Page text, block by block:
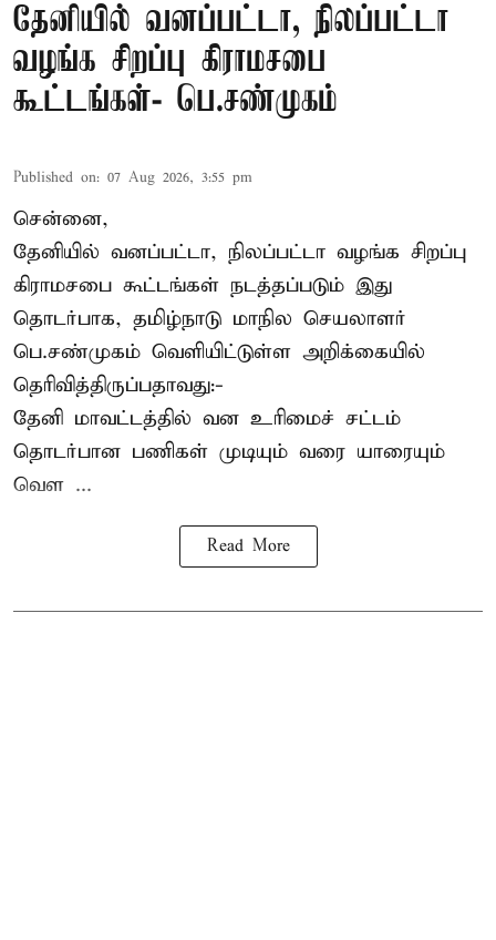
தேனியில் வனப்பட்டா, நிலப்பட்டா
வழங்க சிறப்பு கிராமசபை
கூட்டங்கள்- பெ.சண்முகம்
Published on: 07 Aug 2026, 3:55 pm
சென்னை,
தேனியில் வனப்பட்டா, நிலப்பட்டா வழங்க சிறப்பு
கிராமசபை கூட்டங்கள் நடத்தப்படும் இது
தொடர்பாக, தமிழ்நாடு மாநில செயலாளர்
பெ.சண்முகம் வெளியிட்டுள்ள அறிக்கையில்
தெரிவித்திருப்பதாவது:-
தேனி மாவட்டத்தில் வன உரிமைச் சட்டம்
தொடர்பான பணிகள் முடியும் வரை யாரையும்
வெள ...
Read More